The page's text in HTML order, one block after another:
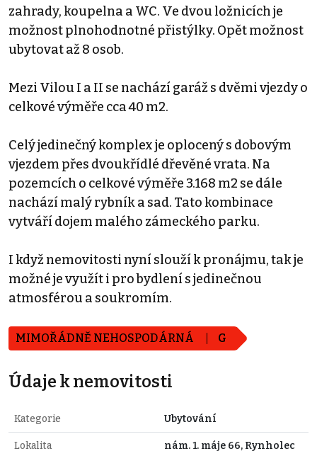
zahrady, koupelna a WC. Ve dvou ložnicích je
možnost plnohodnotné přistýlky. Opět možnost
ubytovat až 8 osob.
Mezi Vilou I a II se nachází garáž s dvěmi vjezdy o
celkové výměře cca 40 m2.
Celý jedinečný komplex je oplocený s dobovým
vjezdem přes dvoukřídlé dřevěné vrata. Na
pozemcích o celkové výměře 3.168 m2 se dále
nachází malý rybník a sad. Tato kombinace
vytváří dojem malého zámeckého parku.
I když nemovitosti nyní slouží k pronájmu, tak je
možné je využít i pro bydlení s jedinečnou
atmosférou a soukromím.
MIMOŘÁDNĚ NEHOSPODÁRNÁ G
Údaje k nemovitosti
Kategorie Ubytování
Lokalita nám. 1. máje 66, Rynholec